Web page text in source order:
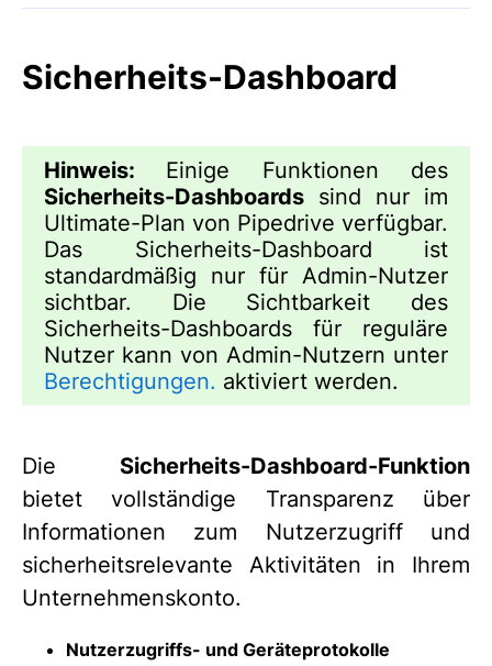
Sicherheits-Dashboard
Hinweis: Einige Funktionen des
Sicherheits-Dashboards sind nur im
Ultimate-Plan von Pipedrive verfügbar.
Das Sicherheits-Dashboard ist
standardmäßig nur für Admin-Nutzer
sichtbar. Die Sichtbarkeit des
Sicherheits-Dashboards für reguläre
Nutzer kann von Admin-Nutzern unter
Berechtigungen. aktiviert werden.
Die Sicherheits-Dashboard-Funktion
bietet vollständige Transparenz über
Informationen zum Nutzerzugriff und
sicherheitsrelevante Aktivitäten in Ihrem
Unternehmenskonto.
Nutzerzugriffs- und Geräteprotokolle